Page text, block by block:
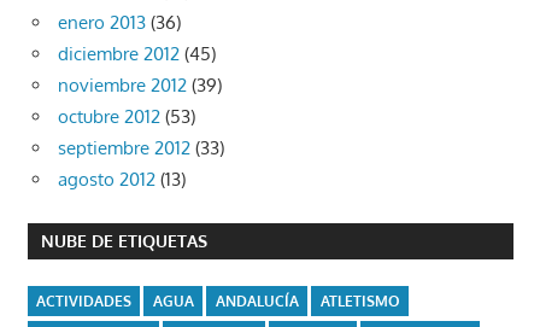
enero 2013 (36)
diciembre 2012 (45)
noviembre 2012 (39)
octubre 2012 (53)
septiembre 2012 (33)
agosto 2012 (13)
NUBE DE ETIQUETAS
ACTIVIDADES AGUA ANDALUCÍA
ATLETISMO